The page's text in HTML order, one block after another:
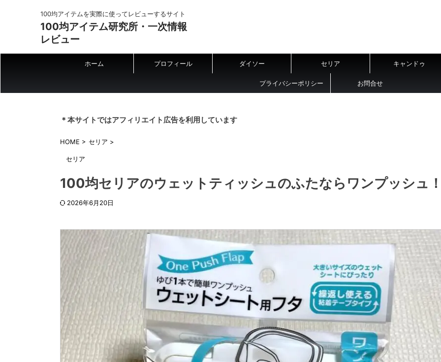
100均アイテムを実際に使ってレビューするサイト
100均アイテム研究所・一次情報
レビュー
ホーム プロフィール ダイソー セリア キャンドゥ
プライバシーポリシー お問合せ
＊本サイトではアフィリエイト広告を利用しています
HOME > セリア >
セリア
100均セリアのウェットティッシュのふたならワンプッシュ！
2026年6月20日